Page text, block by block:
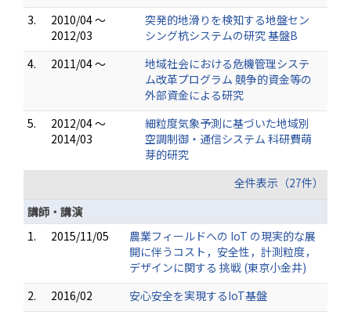
3.
2010/04 ～
2012/03
突発的地滑りを検知する地盤セン
シング杭システムの研究 基盤B
4.
2011/04 ～
地域社会における危機管理システ
ム改革プログラム 競争的資金等の
外部資金による研究
5.
2012/04 ～
2014/03
細粒度気象予測に基づいた地域別
空調制御・通信システム 科研費萌
芽的研究
全件表示（27件）
講師・講演
1.
2015/11/05
農業フィールドへの IoT の現実的な展
開に伴うコスト，安全性，計測粒度，
デザインに関する 挑戦 (東京小金井)
2.
2016/02
安心安全を実現するIoT基盤